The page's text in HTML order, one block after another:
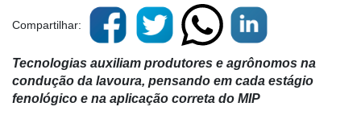
Compartilhar:
Tecnologias auxiliam produtores e agrônomos na
condução da lavoura, pensando em cada estágio
fenológico e na aplicação correta do MIP